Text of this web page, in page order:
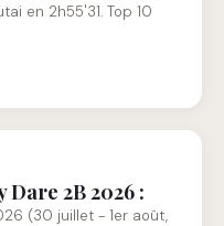
en 2h55'31. Top 10
2B 2026 :
(30 juillet - 1er août,